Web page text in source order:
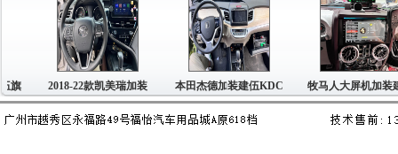
2018-22款凯美瑞加装 本田杰德加装建伍KDC 牧马人大屏机加装建